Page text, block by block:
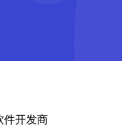
件开发商